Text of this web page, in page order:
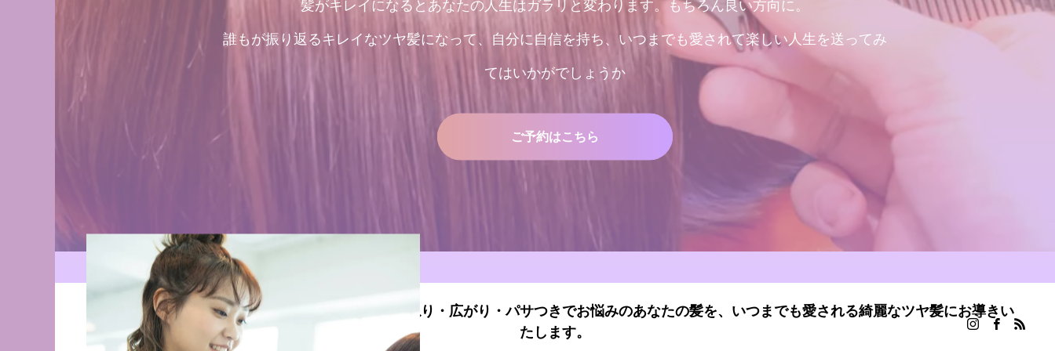
髪がキレイになるとあなたの人生はガラリと変わります。もちろん良い方向に。
誰もが振り返るキレイなツヤ髪になって、自分に自信を持ち、いつまでも愛されて楽しい人生を送ってみ
てはいかがでしょうか
ご予約はこちら
青森県・三沢市の髪質改善・艶髪専門美容室 うねり・広がり・パサつきでお悩みのあなたの髪を、いつまでも愛される綺麗なツヤ髪にお導きい
たします。